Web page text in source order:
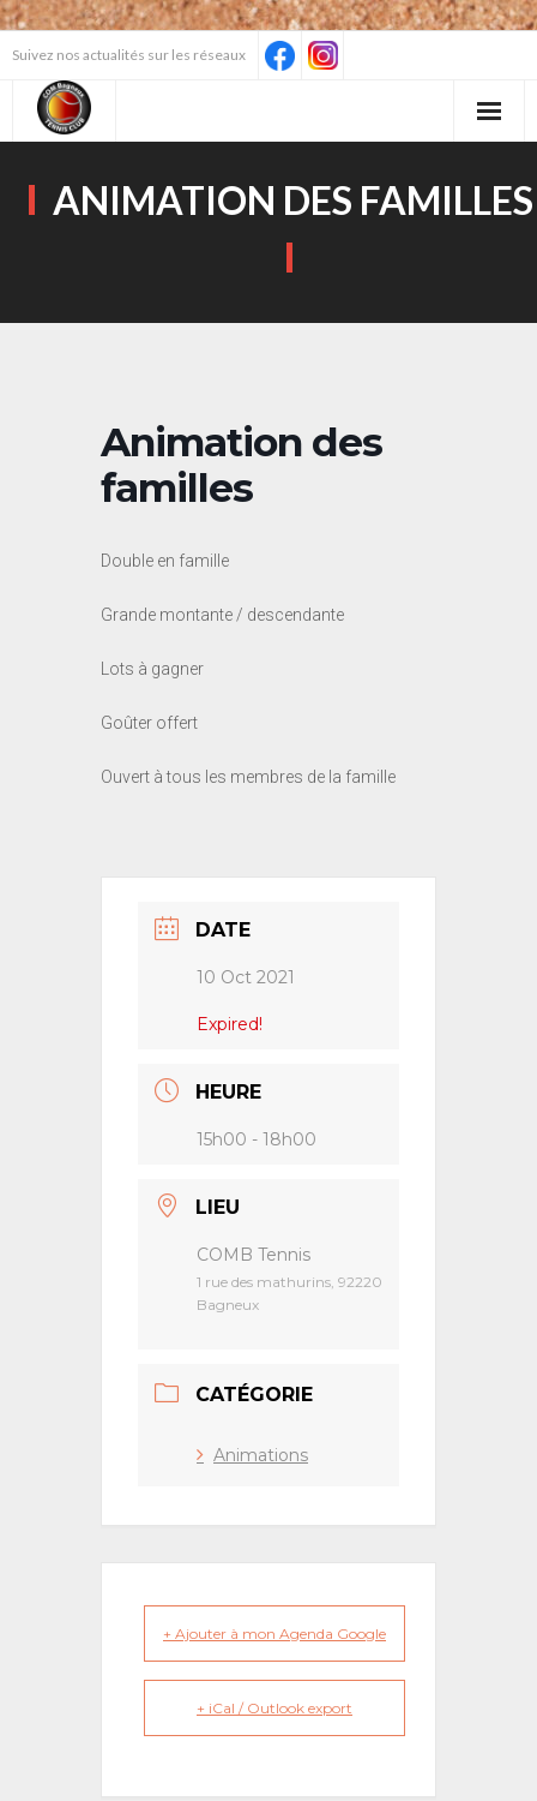
Skip
content
Suivez nos actualités sur les réseaux
ANIMATION DES FAMILLES
Animation des
familles
Double en famille
Grande montante / descendante
Lots à gagner
Goûter offert
Ouvert à tous les membres de la famille
DATE
10 Oct 2021
Expired!
HEURE
15h00 - 18h00
LIEU
COMB Tennis
1 rue des mathurins, 92220
Bagneux
CATÉGORIE
Animations
+ Ajouter à mon Agenda Google
+ iCal / Outlook export